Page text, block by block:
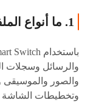
1. ما أنواع الملفات التي يمكن نسخها احتياطيًا؟
والرسائل وسجلات
والصور والموسيقى
وتخطيطات الشاشة